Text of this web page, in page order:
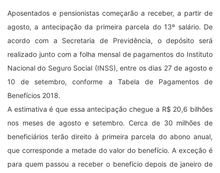
Aposentados e pensionistas começarão a receber, a partir de
agosto, a antecipação da primeira parcela do 13º salário. De
acordo com a Secretaria de Previdência, o depósito será
realizado junto com a folha mensal de pagamentos do Instituto
Nacional do Seguro Social (INSS), entre os dias 27 de agosto e
10 de setembro, conforme a Tabela de Pagamentos de
Benefícios 2018.
A estimativa é que essa antecipação chegue a R$ 20,6 bilhões
nos meses de agosto e setembro. Cerca de 30 milhões de
beneficiários terão direito à primeira parcela do abono anual,
que corresponde a metade do valor do benefício. A exceção é
para quem passou a receber o benefício depois de janeiro de